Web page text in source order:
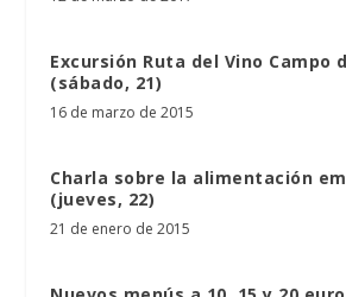
Excursión Ruta del Vino Campo
(sábado, 21)
16 de marzo de 2015
Charla sobre la alimentación
(jueves, 22)
21 de enero de 2015